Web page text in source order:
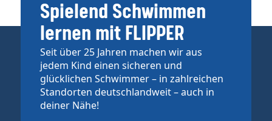
Spielend Schwimmen
lernen mit FLIPPER
Seit über 25 Jahren machen wir aus
jedem Kind einen sicheren und
glücklichen Schwimmer – in zahlreichen
Standorten deutschlandweit – auch in
deiner Nähe!